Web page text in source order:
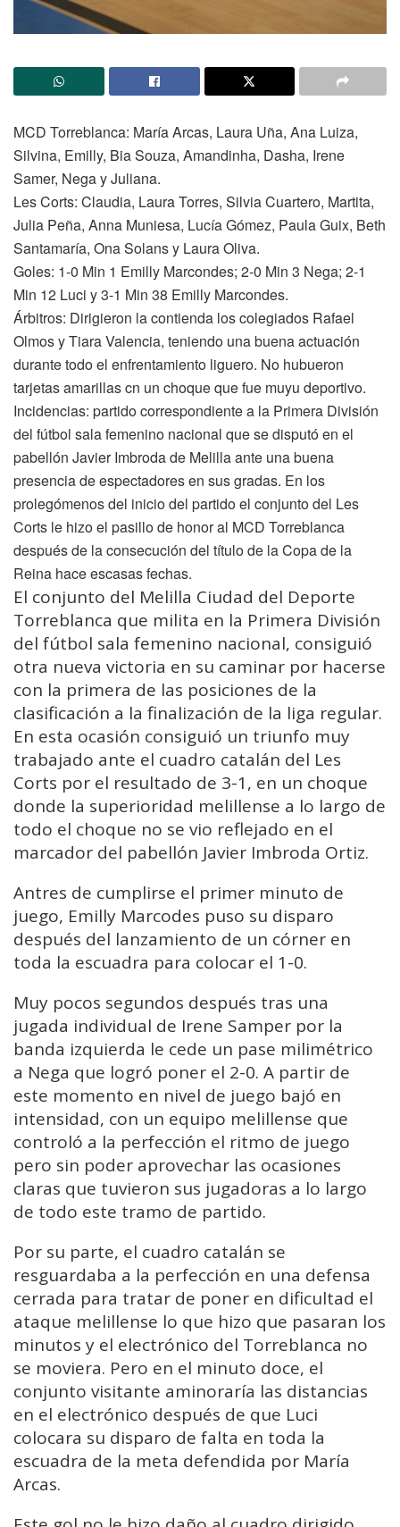
MCD Torreblanca: María Arcas, Laura Uña, Ana Luiza,
Silvina, Emilly, Bia Souza, Amandinha, Dasha, Irene
Samer, Nega y Juliana.
Les Corts: Claudia, Laura Torres, Silvia Cuartero, Martita,
Julia Peña, Anna Muniesa, Lucía Gómez, Paula Guix, Beth
Santamaría, Ona Solans y Laura Oliva.
Goles: 1-0 Min 1 Emilly Marcondes; 2-0 Min 3 Nega; 2-1
Min 12 Luci y 3-1 Min 38 Emilly Marcondes.
Árbitros: Dirigieron la contienda los colegiados Rafael
Olmos y Tiara Valencia, teniendo una buena actuación
durante todo el enfrentamiento liguero. No hubueron
tarjetas amarillas cn un choque que fue muyu deportivo.
Incidencias: partido correspondiente a la Primera División
del fútbol sala femenino nacional que se disputó en el
pabellón Javier Imbroda de Melilla ante una buena
presencia de espectadores en sus gradas. En los
prolegómenos del inicio del partido el conjunto del Les
Corts le hizo el pasillo de honor al MCD Torreblanca
después de la consecución del título de la Copa de la
Reina hace escasas fechas.
El conjunto del Melilla Ciudad del Deporte
Torreblanca que milita en la Primera División
del fútbol sala femenino nacional, consiguió
otra nueva victoria en su caminar por hacerse
con la primera de las posiciones de la
clasificación a la finalización de la liga regular.
En esta ocasión consiguió un triunfo muy
trabajado ante el cuadro catalán del Les
Corts por el resultado de 3-1, en un choque
donde la superioridad melillense a lo largo de
todo el choque no se vio reflejado en el
marcador del pabellón Javier Imbroda Ortiz.
Antres de cumplirse el primer minuto de
juego, Emilly Marcodes puso su disparo
después del lanzamiento de un córner en
toda la escuadra para colocar el 1-0.
Muy pocos segundos después tras una
jugada individual de Irene Samper por la
banda izquierda le cede un pase milimétrico
a Nega que logró poner el 2-0. A partir de
este momento en nivel de juego bajó en
intensidad, con un equipo melillense que
controló a la perfección el ritmo de juego
pero sin poder aprovechar las ocasiones
claras que tuvieron sus jugadoras a lo largo
de todo este tramo de partido.
Por su parte, el cuadro catalán se
resguardaba a la perfección en una defensa
cerrada para tratar de poner en dificultad el
ataque melillense lo que hizo que pasaran los
minutos y el electrónico del Torreblanca no
se moviera. Pero en el minuto doce, el
conjunto visitante aminoraría las distancias
en el electrónico después de que Luci
colocara su disparo de falta en toda la
escuadra de la meta defendida por María
Arcas.